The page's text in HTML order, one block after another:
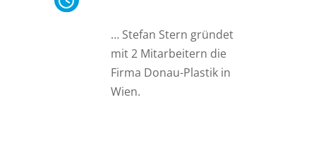
… Stefan Stern gründet
mit 2 Mitarbeitern die
Firma Donau-Plastik in
Wien.